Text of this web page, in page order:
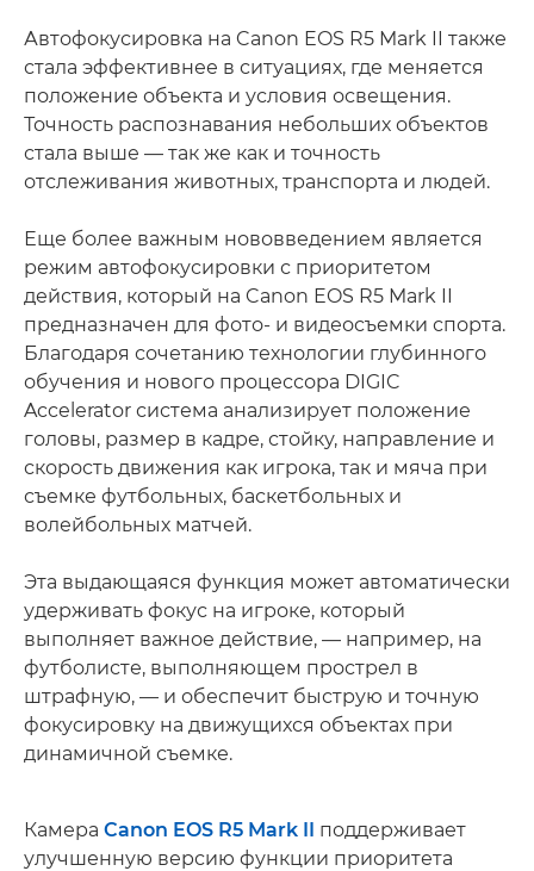
Автофокусировка на Canon EOS R5 Mark II также
стала эффективнее в ситуациях, где меняется
положение объекта и условия освещения.
Точность распознавания небольших объектов
стала выше — так же как и точность
отслеживания животных, транспорта и людей.
Еще более важным нововведением является
режим автофокусировки с приоритетом
действия, который на Canon EOS R5 Mark II
предназначен для фото- и видеосъемки спорта.
Благодаря сочетанию технологии глубинного
обучения и нового процессора DIGIC
Accelerator система анализирует положение
головы, размер в кадре, стойку, направление и
скорость движения как игрока, так и мяча при
съемке футбольных, баскетбольных и
волейбольных матчей.
Эта выдающаяся функция может автоматически
удерживать фокус на игроке, который
выполняет важное действие, — например, на
футболисте, выполняющем прострел в
штрафную, — и обеспечит быструю и точную
фокусировку на движущихся объектах при
динамичной съемке.
Камера Canon EOS R5 Mark II поддерживает
улучшенную версию функции приоритета